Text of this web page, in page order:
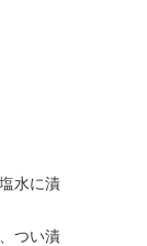
水に漬
つい漬